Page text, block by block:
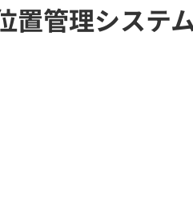
置管理システ